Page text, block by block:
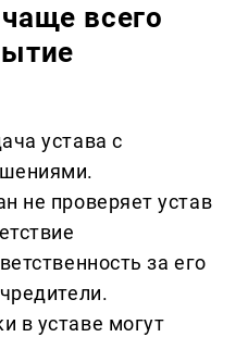
всего
устава с
не проверяет устав
за его
в уставе могут